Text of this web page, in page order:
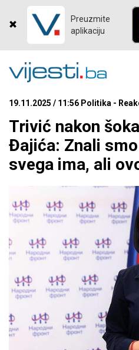
Preuzmite
aplikaciju
19.11.2025 / 11:56 Politika -
Trivić nakon
Đajića: Znali
svega ima, ali